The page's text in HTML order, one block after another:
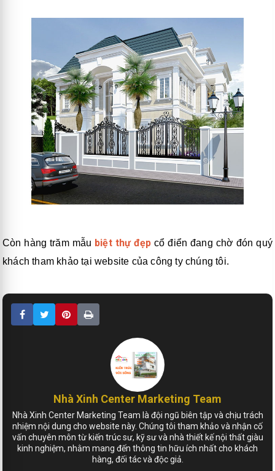
Còn hàng trăm mẫu biệt thự đẹp cổ điển đang chờ đón quý
khách tham khảo tại website của công ty chúng tôi.
Nhà Xinh Center Marketing Team
Nhà Xinh Center Marketing Team là đội ngũ biên tập và chịu trách
nhiệm nội dung cho website này. Chúng tôi tham khảo và nhận cố
vấn chuyên môn từ kiến trúc sư, kỹ sư và nhà thiết kế nội thất giàu
kinh nghiệm, nhằm mang đến thông tin hữu ích nhất cho khách
hàng, đối tác và độc giả.